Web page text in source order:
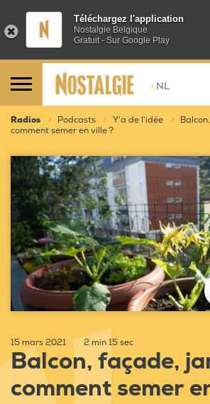
Téléchargez l'application
Nostalgie Belgique
Gratuit - Sur Google Play
> NL
Radios Podcasts Y'a de l'idée
comment semer en ville ?
15 mars 2021 2 min 15 sec
Balcon, façade,
comment semer